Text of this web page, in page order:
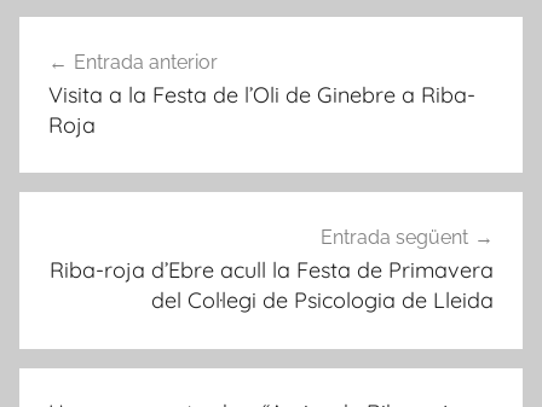
d'entrades
Entrada anterior
Visita a la Festa de l’Oli de Ginebre a Riba-
Roja
Entrada següent
Riba-roja d’Ebre acull la Festa de Primavera
del Col·legi de Psicologia de Lleida